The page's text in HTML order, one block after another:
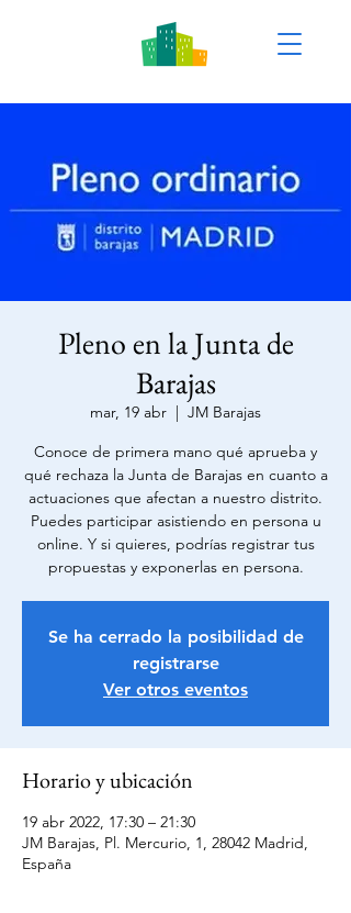
Pleno en la Junta de
Barajas
mar, 19 abr
  |
JM Barajas
Conoce de primera mano qué aprueba y
qué rechaza la Junta de Barajas en cuanto a
actuaciones que afectan a nuestro distrito.
Puedes participar asistiendo en persona u
online. Y si quieres, podrías registrar tus
propuestas y exponerlas en persona.
Se ha cerrado la posibilidad de
registrarse
Ver otros eventos
Horario y ubicación
19 abr 2022, 17:30 – 21:30
JM Barajas, Pl. Mercurio, 1, 28042 Madrid,
España